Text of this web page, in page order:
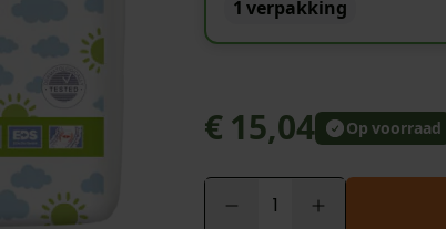
1 verpakking
€ 15,04 Op voorraad